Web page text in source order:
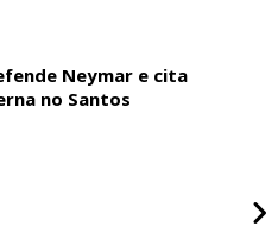
Neymar e cita
no Santos